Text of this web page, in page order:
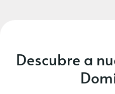
Descubre a